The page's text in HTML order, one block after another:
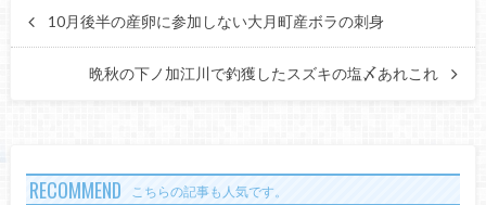
10月後半の産卵に参加しない大月町産ボラの刺身
晩秋の下ノ加江川で釣獲したスズキの塩〆あれこれ
RECOMMEND こちらの記事も人気です。